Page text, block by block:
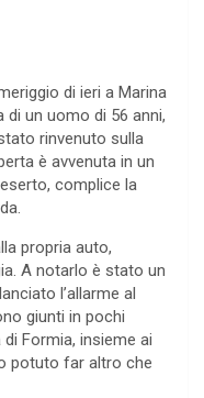
di ieri a Marina
un uomo di 56 anni,
rinvenuto sulla
è avvenuta in un
complice la
propria auto,
A notarlo è stato un
l’allarme al
giunti in pochi
Formia, insieme ai
potuto far altro che